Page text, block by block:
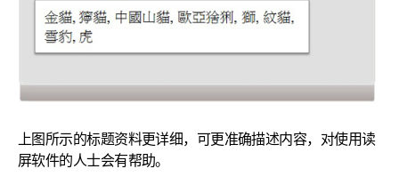
上图所示的标题资料更详细，可更准确描述内容，对使用读
屏软件的人士会有帮助。